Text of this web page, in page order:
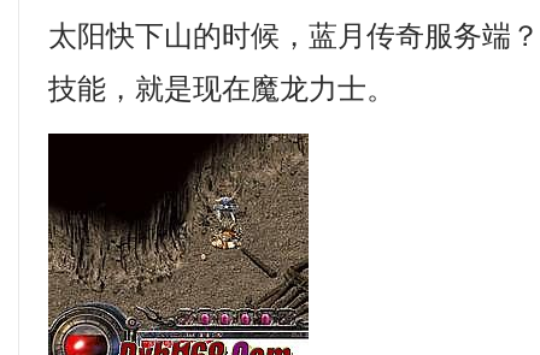
太阳快下山的时候，蓝月传奇服务端
技能，就是现在魔龙力士。